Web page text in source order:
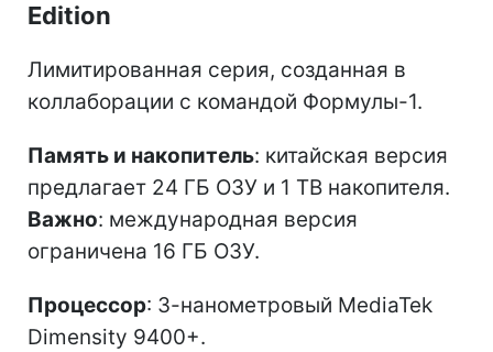
Edition
Лимитированная серия, созданная в
коллаборации с командой Формулы-1.
Память и накопитель: китайская версия
предлагает 24 ГБ ОЗУ и 1 ТВ накопителя.
Важно: международная версия
ограничена 16 ГБ ОЗУ.
Процессор: 3-нанометровый MediaTek
Dimensity 9400+.